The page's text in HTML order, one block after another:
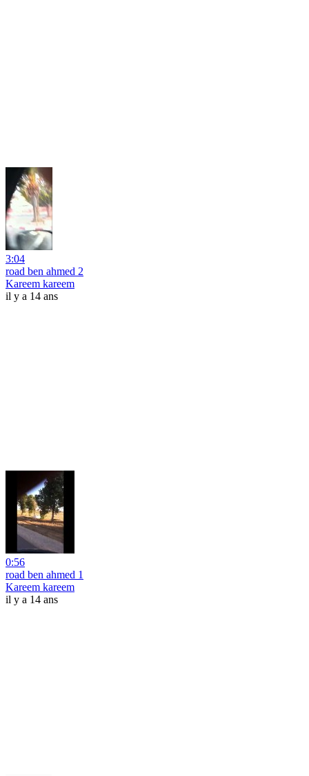
3:04
road ben ahmed 2
Kareem kareem
il y a 14 ans
0:56
road ben ahmed 1
Kareem kareem
il y a 14 ans